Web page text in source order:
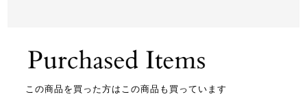
この商品を買った方はこの商品も買っています